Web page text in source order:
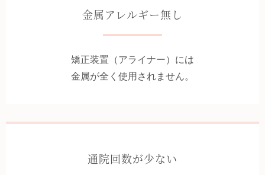
金属アレルギー無し
矯正装置（アライナー）には
金属が全く使用されません。
通院回数が少ない